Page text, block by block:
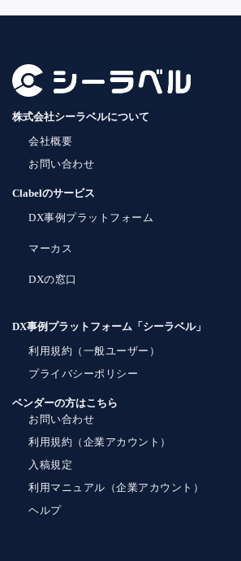
株式会社シーラベルについて
会社概要
お問い合わせ
Clabelのサービス
DX事例プラットフォーム
マーカス
DXの窓口
DX事例プラットフォーム「シーラベル」
利用規約（一般ユーザー）
プライバシーポリシー
ベンダーの方はこちら
お問い合わせ
利用規約（企業アカウント）
入稿規定
利用マニュアル（企業アカウント）
ヘルプ